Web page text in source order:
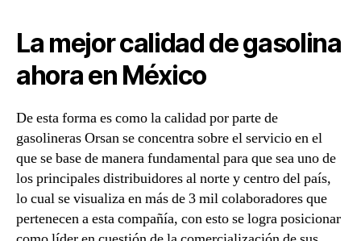
La mejor calidad de gasolina
ahora en México
De esta forma es como la calidad por parte de
gasolineras Orsan se concentra sobre el servicio en el
que se base de manera fundamental para que sea uno de
los principales distribuidores al norte y centro del país,
lo cual se visualiza en más de 3 mil colaboradores que
pertenecen a esta compañía, con esto se logra posicionar